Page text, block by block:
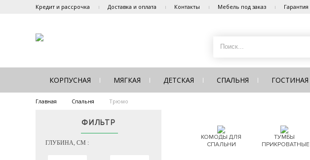
Кредит и рассрочка Доставка и оплата Контакты Мебель под заказ Гарантия
КОРПУСНАЯ МЯГКАЯ ДЕТСКАЯ СПАЛЬНЯ ГОСТИНАЯ
Главная Спальня Трюмо
ФИЛЬТР
ГЛУБИНА, СМ :
КОМОДЫ ДЛЯ
СПАЛЬНИ
ТУМБЫ
ПРИКРОВАТНЫЕ